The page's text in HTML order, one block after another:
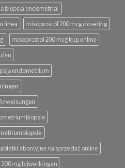
biopsia endometrial
línea
misoprostol 200 mcg dosering
misoprostol 200 mcg kup online
endometrium
aborcyjne na sprzedaż online
mg bijwerkingen